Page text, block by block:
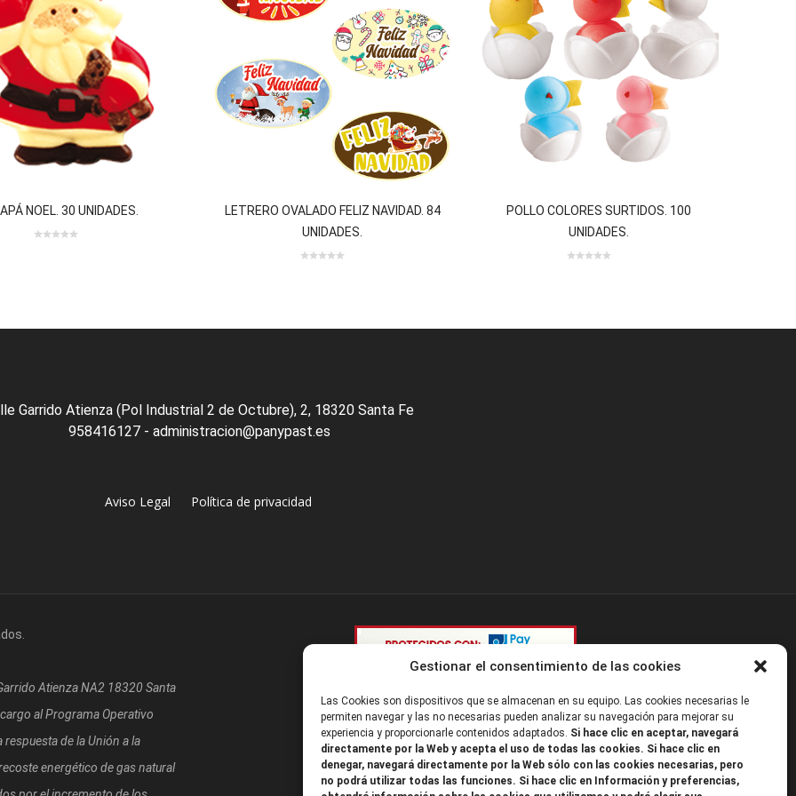
Gestionar el consentimiento de las cookies
Las Cookies son dispositivos que se almacenan en su equipo. Las cookies necesarias le
permiten navegar y las no necesarias pueden analizar su navegación para mejorar su
experiencia y proporcionarle contenidos adaptados. Si hace clic en aceptar, navegará
directamente por la Web y acepta el uso de todas las cookies. Si hace clic en
denegar, navegará directamente por la Web sólo con las cookies necesarias, pero
no podrá utilizar todas las funciones. Si hace clic en Información y preferencias,
NOEL. 30 UNIDADES.
LETRERO OVALADO FELIZ NAVIDAD. 84
UNIDADES.
POLLO COLORES SURTIDOS. 100
UNIDADES.
Garrido Atienza (Pol Industrial 2 de Octubre), 2, 18320 Santa Fe
958416127 - administracion@panypast.es
Aviso Legal Política de privacidad
Atienza NA2 18320 Santa
al Programa Operativo
de la Unión a la
energético de gas natural